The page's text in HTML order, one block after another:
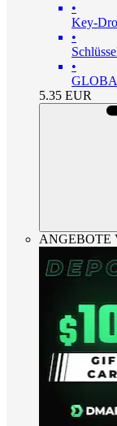
•
Key-
•
•
5.35 EUR
ANGEBOTE